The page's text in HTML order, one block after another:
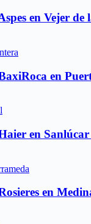
en Vejer de
en
en
en